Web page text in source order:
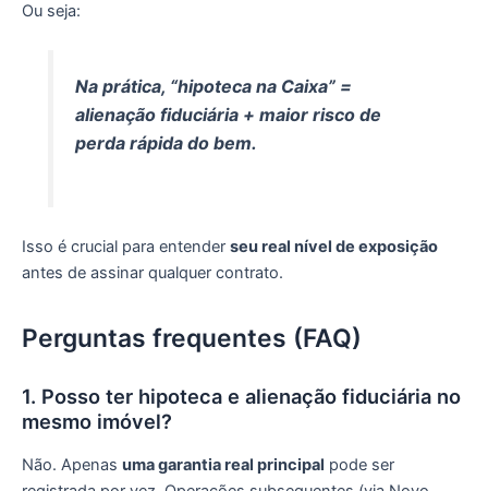
Ou seja:
Na prática, “hipoteca na Caixa” =
alienação fiduciária + maior risco de
perda rápida do bem.
Isso é crucial para entender seu real nível de exposição
antes de assinar qualquer contrato.
Perguntas frequentes (FAQ)
1. Posso ter hipoteca e alienação fiduciária no
mesmo imóvel?
Não. Apenas uma garantia real principal pode ser